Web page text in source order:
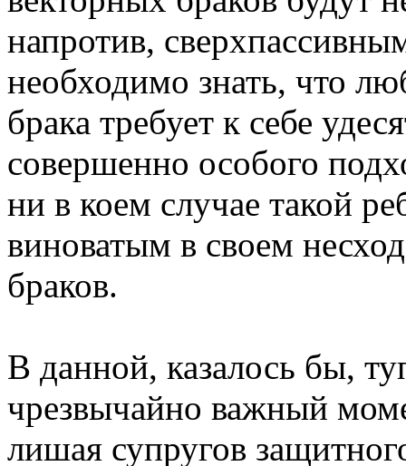
напротив,
необходимо знать, что
брака требует к себе
совершенно особого
ни в коем случае такой
виноватым в своем
браков.
В данной, казалось бы,
чрезвычайно важный
лишая супругов